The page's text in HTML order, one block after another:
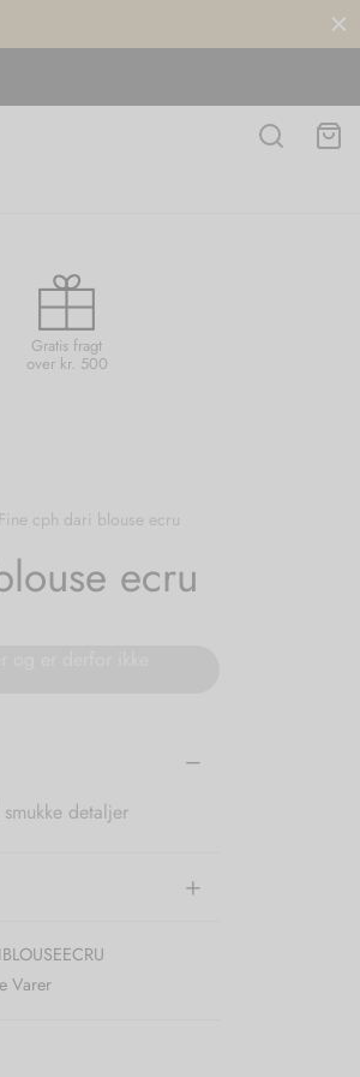
Gratis fragt
over kr. 500
Fine cph dari blouse ecru
ecru
detaljer
Varer